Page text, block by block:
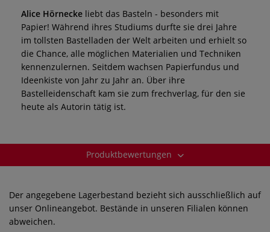
Alice Hörnecke liebt das Basteln - besonders mit
Papier! Während ihres Studiums durfte sie drei Jahre
im tollsten Bastelladen der Welt arbeiten und erhielt so
die Chance, alle möglichen Materialien und Techniken
kennenzulernen. Seitdem wachsen Papierfundus und
Ideenkiste von Jahr zu Jahr an. Über ihre
Bastelleidenschaft kam sie zum frechverlag, für den sie
heute als Autorin tätig ist.
Produktbewertungen
Der angegebene Lagerbestand bezieht sich ausschließlich auf
unser Onlineangebot. Bestände in unseren Filialen können
abweichen.